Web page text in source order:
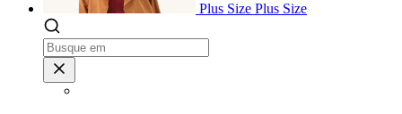
Plus Size Plus Size